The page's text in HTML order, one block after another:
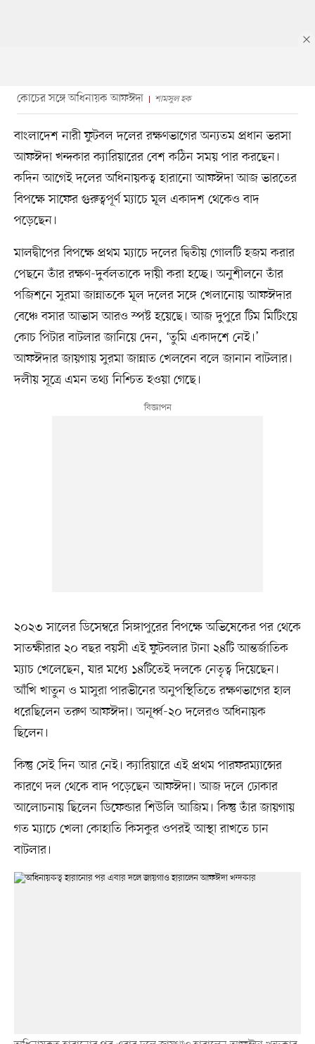
কোচের সঙ্গে অধিনায়ক আফঈদা শামসুল হক
বাংলাদেশ নারী ফুটবল দলের রক্ষণভাগের অন্যতম প্রধান ভরসা
আফঈদা খন্দকার ক্যারিয়ারের বেশ কঠিন সময় পার করছেন।
কদিন আগেই দলের অধিনায়কত্ব হারানো আফঈদা আজ ভারতের
বিপক্ষে সাফের গুরুত্বপূর্ণ ম্যাচে মূল একাদশ থেকেও বাদ
পড়েছেন।
মালদ্বীপের বিপক্ষে প্রথম ম্যাচে দলের দ্বিতীয় গোলটি হজম করার
পেছনে তাঁর রক্ষণ-দুর্বলতাকে দায়ী করা হচ্ছে। অনুশীলনে তাঁর
পজিশনে সুরমা জান্নাতকে মূল দলের সঙ্গে খেলানোয় আফঈদার
বেঞ্চে বসার আভাস আরও স্পষ্ট হয়েছে। আজ দুপুরে টিম মিটিংয়ে
কোচ পিটার বাটলার জানিয়ে দেন, ‘তুমি একাদশে নেই।’
আফঈদার জায়গায় সুরমা জান্নাত খেলবেন বলে জানান বাটলার।
দলীয় সূত্রে এমন তথ্য নিশ্চিত হওয়া গেছে।
২০২৩ সালের ডিসেম্বরে সিঙ্গাপুরের বিপক্ষে অভিষেকের পর থেকে
সাতক্ষীরার ২০ বছর বয়সী এই ফুটবলার টানা ২৪টি আন্তর্জাতিক
ম্যাচ খেলেছেন, যার মধ্যে ১৪টিতেই দলকে নেতৃত্ব দিয়েছেন।
আঁখি খাতুন ও মাসুরা পারভীনের অনুপস্থিতিতে রক্ষণভাগের হাল
ধরেছিলেন তরুণ আফঈদা। অনূর্ধ্ব-২০ দলেরও অধিনায়ক
ছিলেন।
কিন্তু সেই দিন আর নেই। ক্যারিয়ারে এই প্রথম পারফরম্যান্সের
কারণে দল থেকে বাদ পড়েছেন আফঈদা। আজ দলে ঢোকার
আলোচনায় ছিলেন ডিফেন্ডার শিউলি আজিম। কিন্তু তাঁর জায়গায়
গত ম্যাচে খেলা কোহাতি কিসকুর ওপরই আস্থা রাখতে চান
বাটলার।